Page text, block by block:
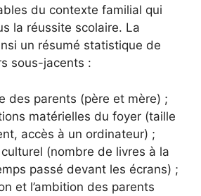
du contexte familial qui
la réussite scolaire. La
un résumé statistique de
sous-jacents :
des parents (père et mère) ;
matérielles du foyer (taille
accès à un ordinateur) ;
(nombre de livres à la
passé devant les écrans) ;
et l’ambition des parents